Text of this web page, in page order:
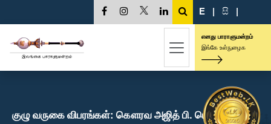
E | සි |
எனது பாராளுமன்றம்
இங்கே உள்நுழைக
குழு வருகை விபரங்கள்: கௌரவ அஜித் பி. பெரேரா, பா.உ.